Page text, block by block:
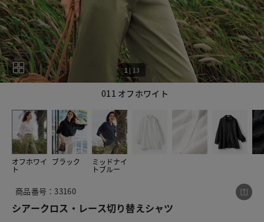
011 オフホワイト
1 | 13
オフホワイ
ト
ブラック ミッドナイ
トブルー
1
商品番号：33160
シアークロス・レース切り替えシャツ
この商品をシェアする